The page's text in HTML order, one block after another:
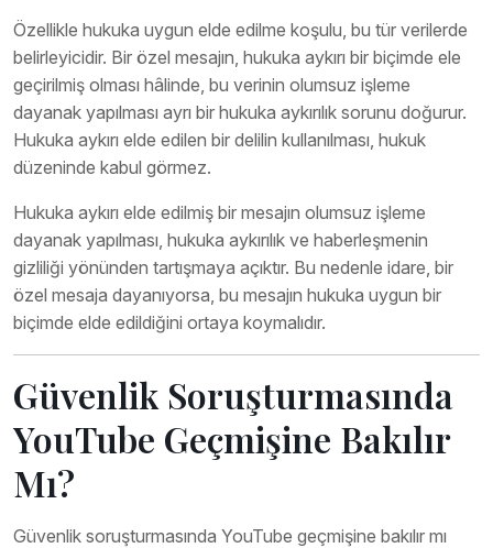
Özellikle hukuka uygun elde edilme koşulu, bu tür verilerde
belirleyicidir. Bir özel mesajın, hukuka aykırı bir biçimde ele
geçirilmiş olması hâlinde, bu verinin olumsuz işleme
dayanak yapılması ayrı bir hukuka aykırılık sorunu doğurur.
Hukuka aykırı elde edilen bir delilin kullanılması, hukuk
düzeninde kabul görmez.
Hukuka aykırı elde edilmiş bir mesajın olumsuz işleme
dayanak yapılması, hukuka aykırılık ve haberleşmenin
gizliliği yönünden tartışmaya açıktır. Bu nedenle idare, bir
özel mesaja dayanıyorsa, bu mesajın hukuka uygun bir
biçimde elde edildiğini ortaya koymalıdır.
Güvenlik Soruşturmasında
YouTube Geçmişine Bakılır
Mı?
Güvenlik soruşturmasında YouTube geçmişine bakılır mı